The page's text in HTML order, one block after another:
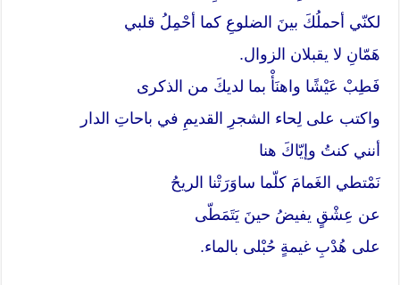
لكنّي أحملُكَ بينَ الضلوعِ كما أحْمِلُ قلبي
هَمّانِ لا يقبلان الزوال.
فَطِبْ عَيْشًا واهنَأْ بما لديكَ من الذكرى
واكتب على لِحاء الشجرِ القديمِ في باحاتِ الدار
أنني كنتُ وإيّاكَ هنا
نَمْتطي الغَمامَ كلّما ساوَرَتْنا الريحُ
عن عِشْقٍ يفيضُ حينَ يَتَمَطّى
على هُدْبِ غيمةٍ حُبْلى بالماء.